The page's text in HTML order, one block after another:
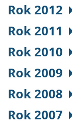
Rok 2012
Rok 2011
Rok 2010
Rok 2009
Rok 2008
Rok 2007